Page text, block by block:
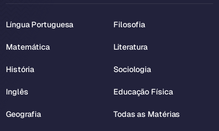
Língua Portuguesa
Matemática
História
Inglês
Geografia
Filosofia
Literatura
Sociologia
Educação Física
Todas as Matérias